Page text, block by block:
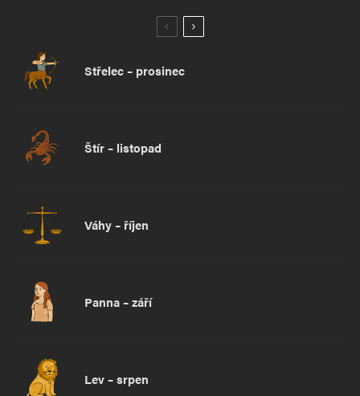
Střelec – prosinec
Štír – listopad
Váhy – říjen
Panna – září
Lev – srpen